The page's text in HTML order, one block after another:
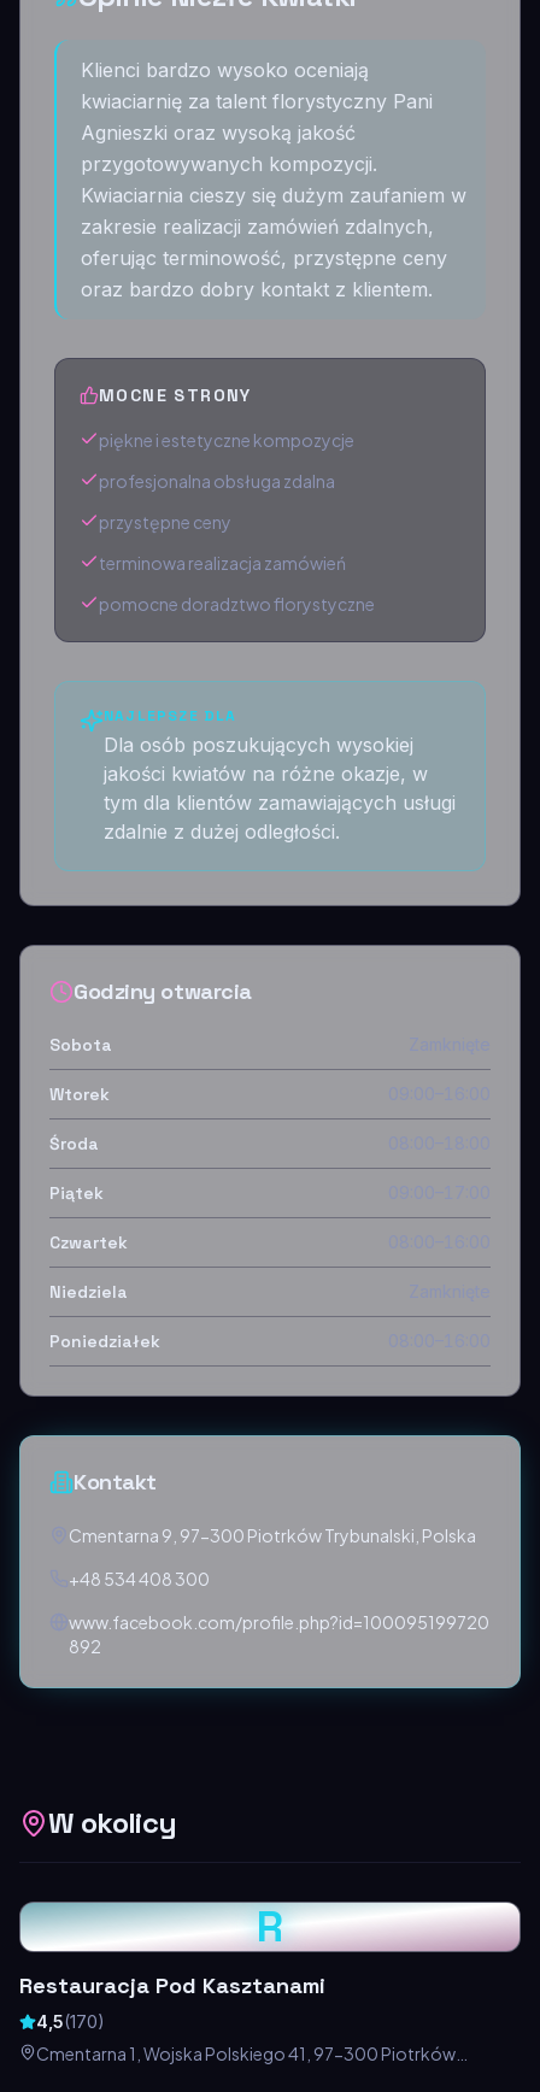
Klienci bardzo wysoko oceniają
kwiaciarnię za talent florystyczny Pani
Agnieszki oraz wysoką jakość
przygotowywanych kompozycji.
Kwiaciarnia cieszy się dużym zaufaniem w
zakresie realizacji zamówień zdalnych,
oferując terminowość, przystępne ceny
oraz bardzo dobry kontakt z klientem.
MOCNE STRONY
piękne i estetyczne kompozycje
profesjonalna obsługa zdalna
przystępne ceny
terminowa realizacja zamówień
pomocne doradztwo florystyczne
NAJLEPSZE DLA
Dla osób poszukujących wysokiej
jakości kwiatów na różne okazje, w
tym dla klientów zamawiających usługi
zdalnie z dużej odległości.
Godziny otwarcia
Sobota
Wtorek
Środa
Piątek
Czwartek
Niedziela
Poniedziałek
Kontakt
Cmentarna 9, 97-300 Piotrków Trybunalski, Polska
+48 534 408 300
www.facebook.com/profile.php?id=100095199720
892
W okolicy
R
Restauracja Pod Kasztanami
4,5(170)
Cmentarna 1, Wojska Polskiego 41, 97-300 Piotrków